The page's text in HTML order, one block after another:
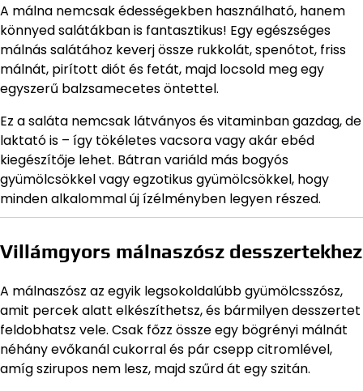
A málna nemcsak édességekben használható, hanem
könnyed salátákban is fantasztikus! Egy egészséges
málnás salátához keverj össze rukkolát, spenótot, friss
málnát, pirított diót és fetát, majd locsold meg egy
egyszerű balzsamecetes öntettel.
Ez a saláta nemcsak látványos és vitaminban gazdag, de
laktató is – így tökéletes vacsora vagy akár ebéd
kiegészítője lehet. Bátran variáld más bogyós
gyümölcsökkel vagy egzotikus gyümölcsökkel, hogy
minden alkalommal új ízélményben legyen részed.
Villámgyors málnaszósz desszertekhez
A málnaszósz az egyik legsokoldalúbb gyümölcsszósz,
amit percek alatt elkészíthetsz, és bármilyen desszertet
feldobhatsz vele. Csak főzz össze egy bögrényi málnát
néhány evőkanál cukorral és pár csepp citromlével,
amíg szirupos nem lesz, majd szűrd át egy szitán.